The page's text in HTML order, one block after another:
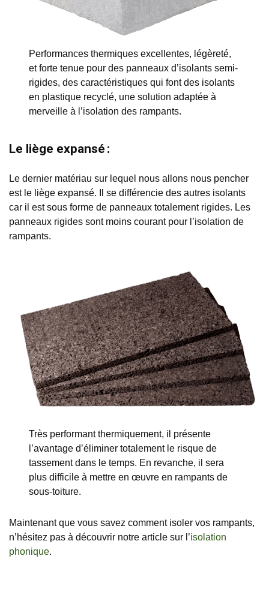
Performances thermiques excellentes, légèreté,
et forte tenue pour des panneaux d’isolants semi-
rigides, des caractéristiques qui font des isolants
en plastique recyclé, une solution adaptée à
merveille à l’isolation des rampants.
Le liège expansé :
Le dernier matériau sur lequel nous allons nous pencher
est le liège expansé. Il se différencie des autres isolants
car il est sous forme de panneaux totalement rigides. Les
panneaux rigides sont moins courant pour l’isolation de
rampants.
Très performant thermiquement, il présente
l’avantage d’éliminer totalement le risque de
tassement dans le temps. En revanche, il sera
plus difficile à mettre en œuvre en rampants de
sous-toiture.
Maintenant que vous savez comment isoler vos rampants,
n’hésitez pas à découvrir notre article sur l’isolation
phonique.